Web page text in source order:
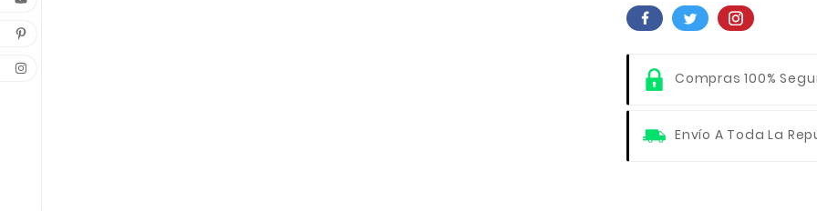
Compras 100%
Envío A Toda La